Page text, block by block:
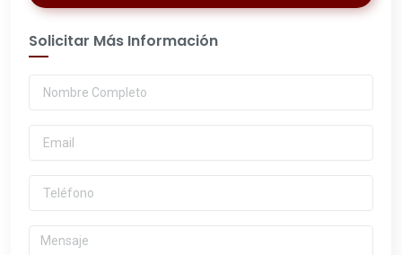
Solicitar Más Información